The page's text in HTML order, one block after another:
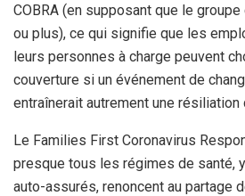
COBRA (en supposant que le
ou plus), ce qui signifie que les
leurs personnes à charge peuvent
couverture si un événement de
entraînerait autrement une résiliation
Le Families First Coronavirus
presque tous les régimes de santé,
auto-assurés, renoncent au partage